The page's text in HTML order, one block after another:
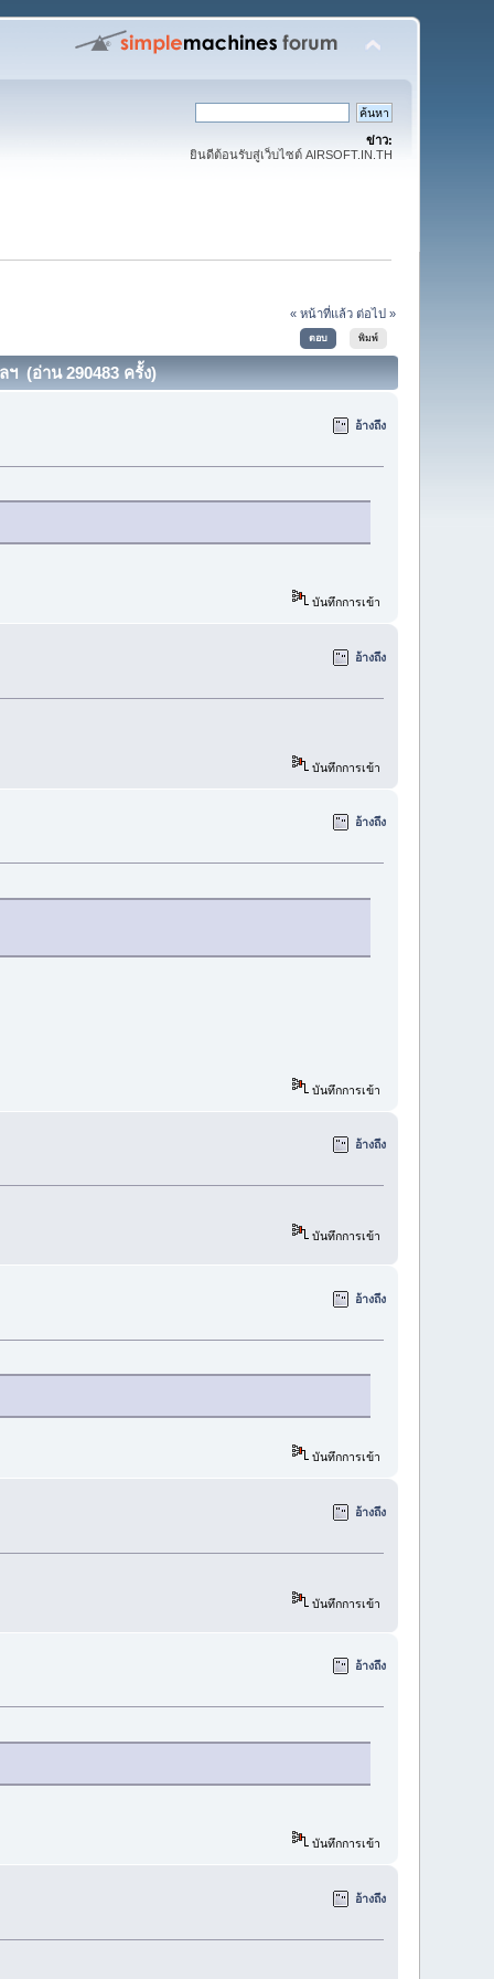
ข่าว:
ยินดีต้อนรับสู่เว็บไซต์ AIRSOFT.IN.TH
« หน้าที่แล้ว ต่อไป »
ตอบ พิมพ์
ฯ (อ่าน 290483 ครั้ง)
อ้างถึง
บันทึกการเข้า
อ้างถึง
บันทึกการเข้า
อ้างถึง
บันทึกการเข้า
อ้างถึง
บันทึกการเข้า
อ้างถึง
บันทึกการเข้า
อ้างถึง
บันทึกการเข้า
อ้างถึง
บันทึกการเข้า
อ้างถึง